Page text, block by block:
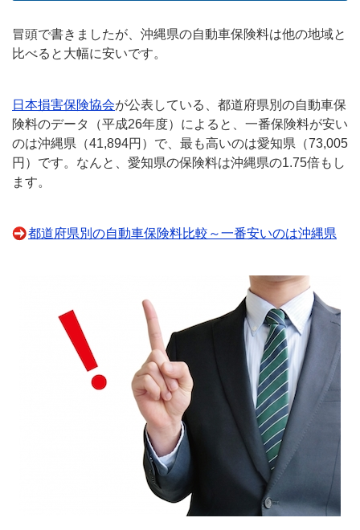
冒頭で書きましたが、沖縄県の自動車保険料は他の地域と
比べると大幅に安いです。
日本損害保険協会が公表している、都道府県別の自動車保
険料のデータ（平成26年度）によると、一番保険料が安い
のは沖縄県（41,894円）で、最も高いのは愛知県（73,005
円）です。なんと、愛知県の保険料は沖縄県の1.75倍もし
ます。
都道府県別の自動車保険料比較～一番安いのは沖縄県